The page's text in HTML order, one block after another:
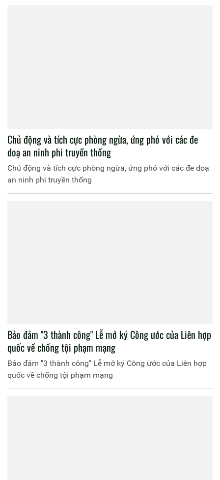
Chủ động và tích cực phòng ngừa, ứng phó với các đe
doạ an ninh phi truyền thống
Chủ động và tích cực phòng ngừa, ứng phó với các đe doạ
an ninh phi truyền thống
Bảo đảm "3 thành công" Lễ mở ký Công ước của Liên hợp
quốc về chống tội phạm mạng
Bảo đảm "3 thành công" Lễ mở ký Công ước của Liên hợp
quốc về chống tội phạm mạng